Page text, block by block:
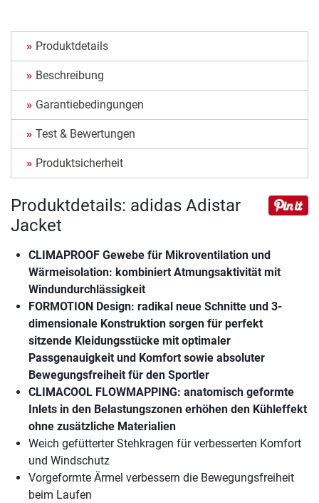
Produktdetails
Beschreibung
Garantiebedingungen
Test & Bewertungen
Produktsicherheit
Produktdetails: adidas Adistar
Jacket
CLIMAPROOF Gewebe für Mikroventilation und
Wärmeisolation: kombiniert Atmungsaktivität mit
Windundurchlässigkeit
FORMOTION Design: radikal neue Schnitte und 3-
dimensionale Konstruktion sorgen für perfekt
sitzende Kleidungsstücke mit optimaler
Passgenauigkeit und Komfort sowie absoluter
Bewegungsfreiheit für den Sportler
CLIMACOOL FLOWMAPPING: anatomisch geformte
Inlets in den Belastungszonen erhöhen den Kühleffekt
ohne zusätzliche Materialien
Weich gefütterter Stehkragen für verbesserten Komfort
und Windschutz
Vorgeformte Ärmel verbessern die Bewegungsfreiheit
beim Laufen